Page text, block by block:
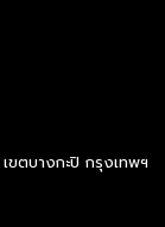
ยภายหลังเป็น
นไชส์ใน 2
การธุรกิจแฟรน
นที่ 29 ซึ่งเป็น
ตบางกะปิ กรุงเทพฯ